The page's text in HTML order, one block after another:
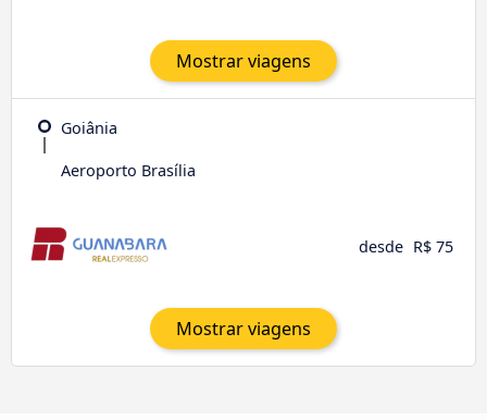
Mostrar viagens
Goiânia
Aeroporto Brasília
desde R$ 75
Mostrar viagens